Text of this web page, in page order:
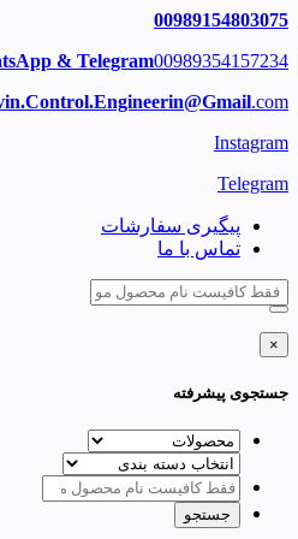
00989154803075
& Telegram00989354157234
.com
Instagram
Telegram
پیگیری سفارشات
تماس با ما
×
جستجوی پیشرفته